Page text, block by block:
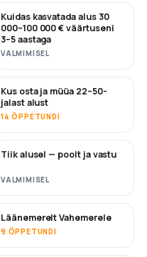
UUS
Kuidas kasvatada alus 30
000–100 000 € väärtuseni
3–5 aastaga
VALMIMISEL
TULEMAS
Kus osta ja müüa 22–50-
jalast alust
14 ÕPPETUNDI
TULEMAS
Tiik alusel — poolt ja vastu
VALMIMISEL
TULEMAS
Läänemerelt Vahemerele
9 ÕPPETUNDI